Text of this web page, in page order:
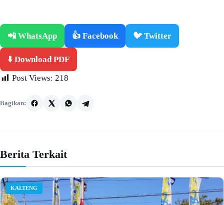
📲 WhatsApp 👍 Facebook 🐦 Twitter
⬇️ Download PDF
Post Views: 218
Bagikan:
Berita Terkait
KALTENG